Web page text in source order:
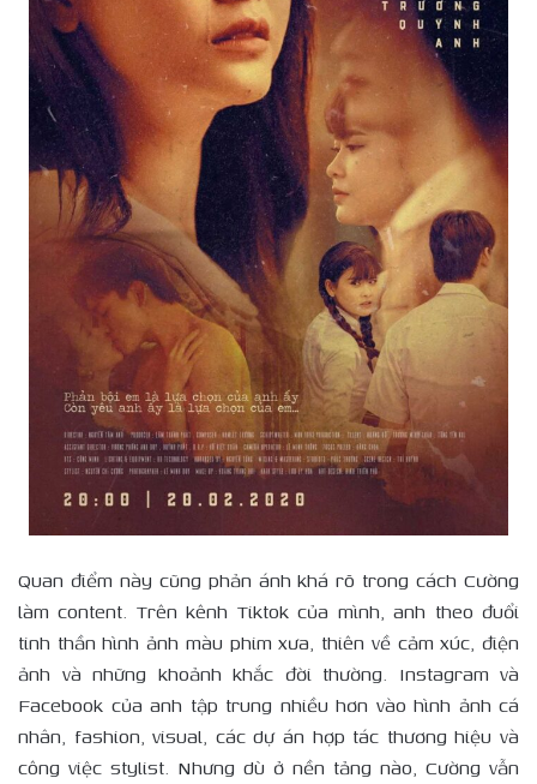
Quan điểm này cũng phản ánh khá rõ trong cách Cường
làm content. Trên kênh Tiktok của mình, anh theo đuổi
tinh thần hình ảnh màu phim xưa, thiên về cảm xúc, điện
ảnh và những khoảnh khắc đời thường. Instagram và
Facebook của anh tập trung nhiều hơn vào hình ảnh cá
nhân, fashion, visual, các dự án hợp tác thương hiệu và
công việc stylist. Nhưng dù ở nền tảng nào, Cường vẫn